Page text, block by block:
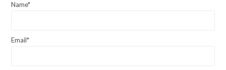
Name*
Email*